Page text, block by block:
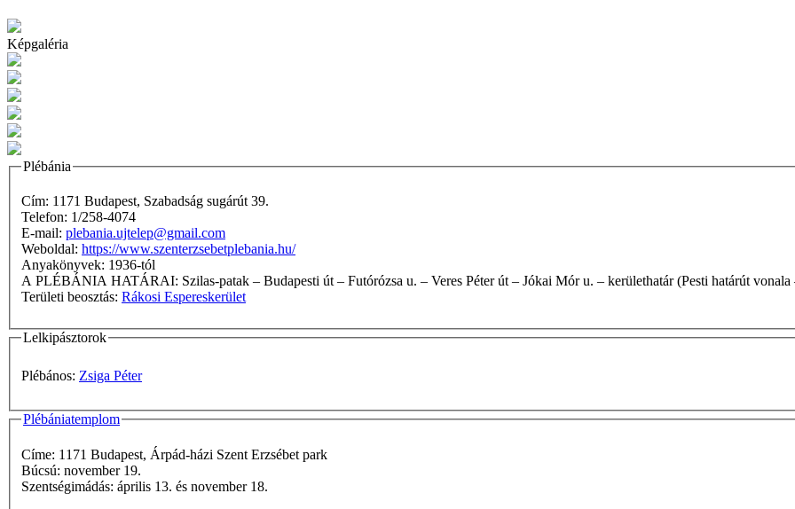
Képgaléria
Plébánia
Cím: 1171 Budapest, Szabadság sugárút 39.
Telefon: 1/258-4074
E-mail: plebania.ujtelep@gmail.com
Weboldal: https://www.szenterzsebetplebania.hu/
Anyakönyvek: 1936-tól
A PLÉBÁNIA HATÁRAI: Szilas-patak – Budapesti út – Futórózsa u. – Veres Péter út – Jókai Mór u. – kerülethatár (Pesti
Területi beosztás: Rákosi Espereskerület
Lelkipásztorok
Plébános: Zsiga Péter
Plébániatemplom
Címe: 1171 Budapest, Árpád-házi Szent Erzsébet park
Búcsú: november 19.
Szentségimádás: április 13. és november 18.